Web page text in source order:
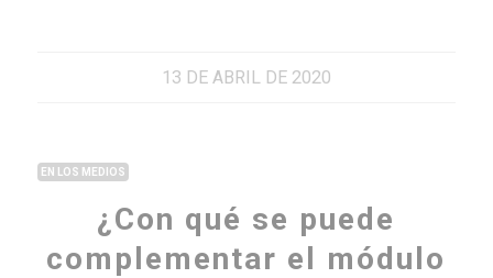
13 DE ABRIL DE 2020
EN LOS MEDIOS
¿Con qué se puede
complementar el módulo